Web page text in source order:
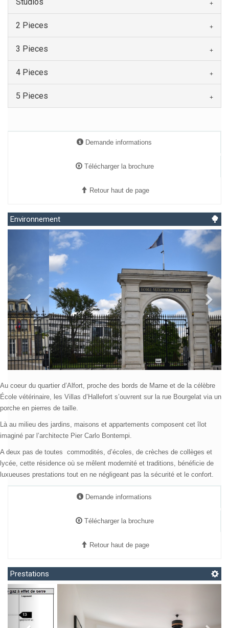
2 Pieces
3 Pieces
4 Pieces
5 Pieces
Demande informations
Télécharger la brochure
Retour haut de page
Environnement
Au coeur du quartier d’Alfort, proche des bords de Marne et de la célèbre
porche en pierres de taille.
imaginé par l’architecte Pier Carlo Bontempi.
A deux pas de toutes commodités, d’écoles, de crèches de collèges et
lycée, cette résidence où se mêlent modernité et traditions, bénéficie de
luxueuses prestations tout en ne négligeant pas la sécurité et le confort.
Demande informations
Télécharger la brochure
Retour haut de page
Prestations